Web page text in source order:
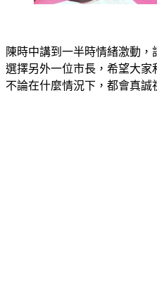
陳時中講到一半時情緒激動
選擇另外一位市長，希望大家
不論在什麼情況下，都會真誠